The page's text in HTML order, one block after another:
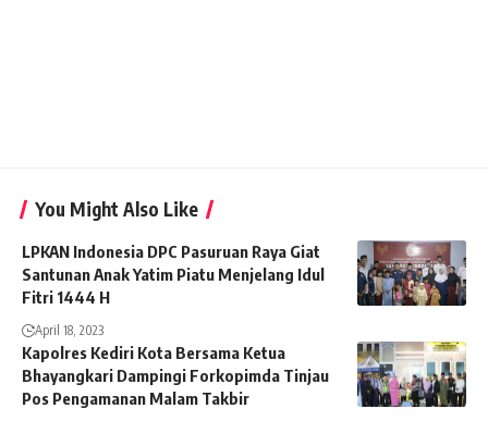
You Might Also Like
LPKAN Indonesia DPC Pasuruan Raya Giat
Santunan Anak Yatim Piatu Menjelang Idul
Fitri 1444 H
April 18, 2023
Kapolres Kediri Kota Bersama Ketua
Bhayangkari Dampingi Forkopimda Tinjau
Pos Pengamanan Malam Takbir